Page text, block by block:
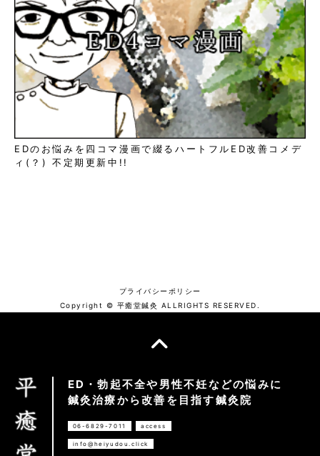
EDのお悩みを四コマ漫画で綴るハートフルED改善コメデ
ィ(？) 不定期更新中!!
プライバシーポリシー
Copyright © 平癒堂鍼灸 ALLRIGHTS RESERVED.
ED・勃起不全や男性不妊などの悩みに
鍼灸治療から改善を目指す鍼灸院
06-6829-7011 access
info@heiyudou.click